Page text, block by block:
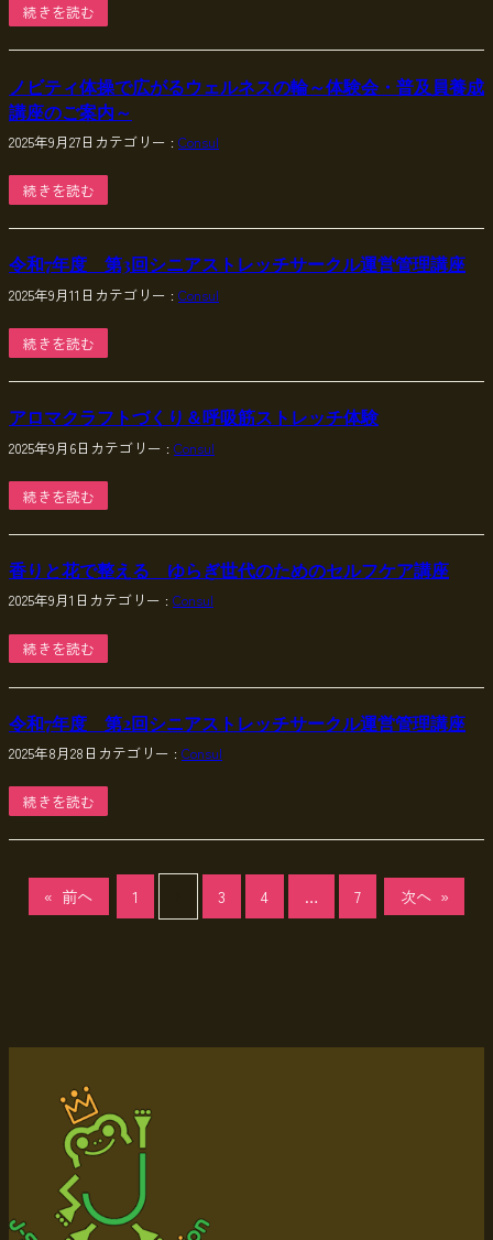
続きを読む
ノビティ体操で広がるウェルネスの輪～体験会・普及員養成
講座のご案内～
2025年9月27日 カテゴリー : Consul
続きを読む
令和7年度 第3回シニアストレッチサークル運営管理講座
2025年9月11日 カテゴリー : Consul
続きを読む
アロマクラフトづくり＆呼吸筋ストレッチ体験
2025年9月6日 カテゴリー : Consul
続きを読む
香りと花で整える ゆらぎ世代のためのセルフケア講座
2025年9月1日 カテゴリー : Consul
続きを読む
令和7年度 第2回シニアストレッチサークル運営管理講座
2025年8月28日 カテゴリー : Consul
続きを読む
« 前へ 1 3 4 … 7 次へ »